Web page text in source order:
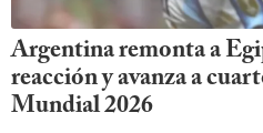
Argentina remonta a
reacción y avanza a
Mundial 2026